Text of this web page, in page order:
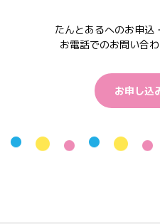
たんとあるへのお申込
お電話でのお問い合
お申し込